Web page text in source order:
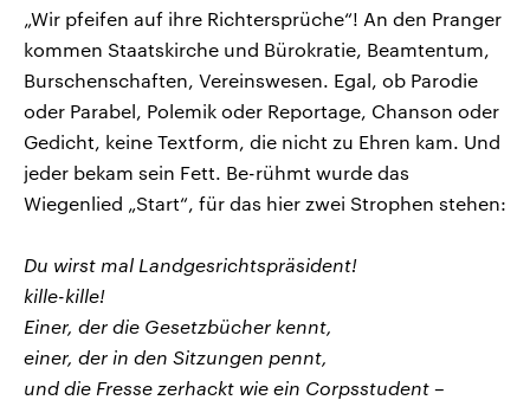
„Wir pfeifen auf ihre Richtersprüche“! An den Pranger
kommen Staatskirche und Bürokratie, Beamtentum,
Burschenschaften, Vereinswesen. Egal, ob Parodie
oder Parabel, Polemik oder Reportage, Chanson oder
Gedicht, keine Textform, die nicht zu Ehren kam. Und
jeder bekam sein Fett. Be-rühmt wurde das
Wiegenlied „Start“, für das hier zwei Strophen stehen:
Du wirst mal Landgesrichtspräsident!
kille-kille!
Einer, der die Gesetzbücher kennt,
einer, der in den Sitzungen pennt,
und die Fresse zerhackt wie ein Corpsstudent –